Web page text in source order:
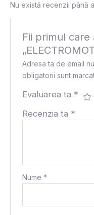
Nu există recenzii până
Fii primul care
Adresa ta de email
obligatorii sunt
Evaluarea ta *
Recenzia ta *
Nume*